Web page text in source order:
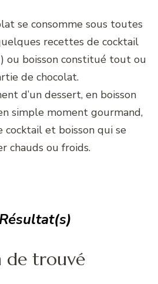
se consomme sous toutes
recettes de cocktail
ou boisson constitué tout ou
de chocolat.
d’un dessert, en boisson
simple moment gourmand,
cocktail et boisson qui se
chauds ou froids.
de trouvé